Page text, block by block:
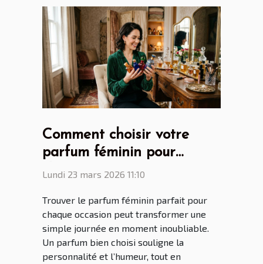
Comment choisir votre
parfum féminin pour
chaque occasion ?
Lundi 23 mars 2026 11:10
Trouver le parfum féminin parfait pour
chaque occasion peut transformer une
simple journée en moment inoubliable.
Un parfum bien choisi souligne la
personnalité et l’humeur, tout en